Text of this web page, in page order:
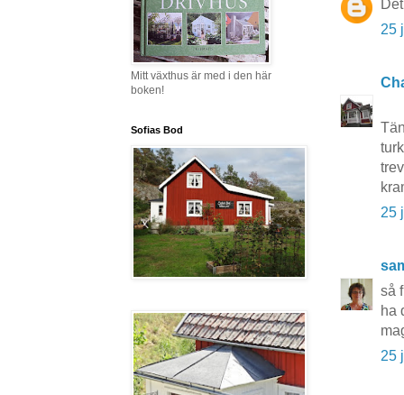
25
25
så
ha
25
Mitt växthus är med i den här
boken!
Sofias Bod